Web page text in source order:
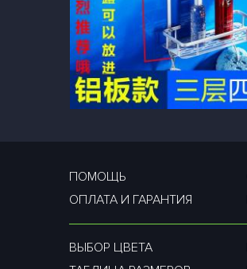
ПОМОЩЬ
ОПЛАТА И ГАРАНТИЯ
ВЫБОР ЦВЕТА